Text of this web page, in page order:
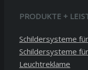
PRODUKTE +
Schildersysteme
Schildersysteme
Leuchtreklame